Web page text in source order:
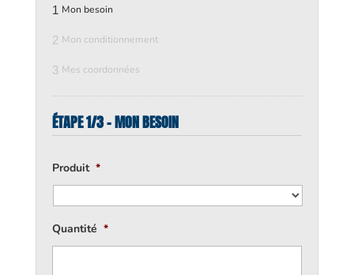
1 Mon besoin
2 Mon conditionnement
3 Mes coordonnées
ÉTAPE 1/3 - MON BESOIN
Produit *
Quantité *